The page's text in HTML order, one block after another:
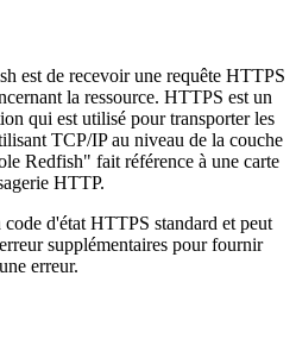
est de recevoir une requête HTTPS
la ressource. HTTPS est un
qui est utilisé pour transporter les
TCP/IP au niveau de la couche
Redfish" fait référence à une carte
HTTP.
d'état HTTPS standard et peut
supplémentaires pour fournir
erreur.